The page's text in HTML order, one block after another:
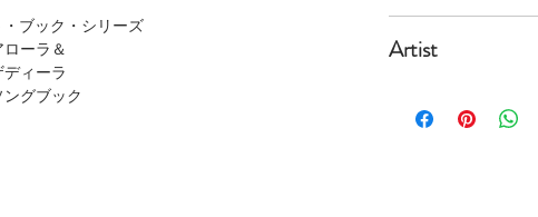
ブック・シリーズ
ーラ＆
ィーラ
グブック
Artist